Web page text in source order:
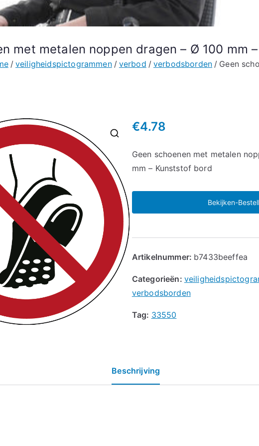
met metalen noppen dragen – Ø 100 mm
veiligheidspictogrammen verbod verbodsborden Geen
€4.78
Geen schoenen met metalen
mm – Kunststof bord
Bekijken-
Artikelnummer: b7433beeffea
Categorieën:
verbodsborden
Tag: 33550
Beschrijving